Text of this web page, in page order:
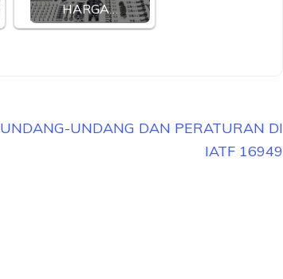
HARGA…
UNDANG-UNDANG DAN PERATURAN DI
IATF 16949